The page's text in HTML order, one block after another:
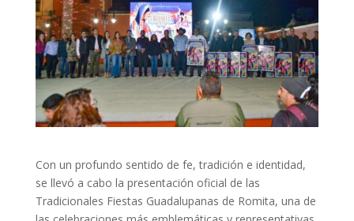
Con un profundo sentido de fe, tradición e identidad,
se llevó a cabo la presentación oficial de las
Tradicionales Fiestas Guadalupanas de Romita, una de